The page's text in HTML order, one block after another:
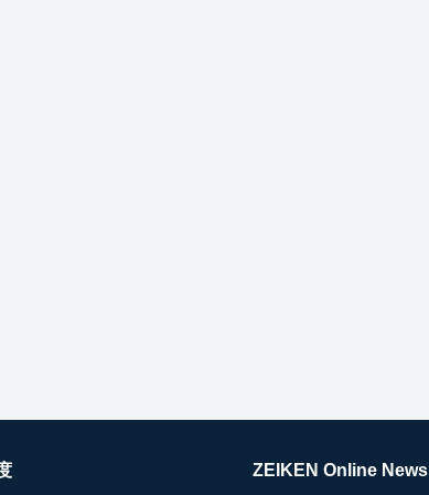
ZEIKEN Online News